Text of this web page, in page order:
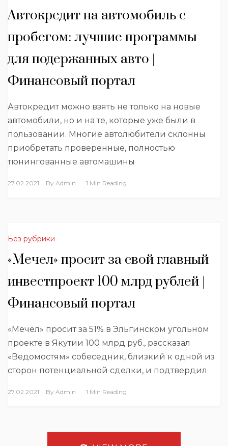
Автокредит на автомобиль с
пробегом: лучшие программы
для подержанных авто |
Финансовый портал
Автокредит можно взять не только на новые
автомобили, но и на те, которые уже были в
пользовании. Многие автолюбители склонны
приобретать проверенные, полностью
тюнингованные автомашины
27.02.2021 By Admin 1 Min Reading
Без рубрики
«Мечел» просит за свой главный
инвестпроект 100 млрд рублей |
Финансовый портал
«Мечел» просит за 51% в Эльгинском угольном
проекте в Якутии 100 млрд руб., рассказал
«Ведомостям» собеседник, близкий к одной из
сторон потенциальной сделки, и подтвердил
27.02.2021 By Admin 1 Min Reading